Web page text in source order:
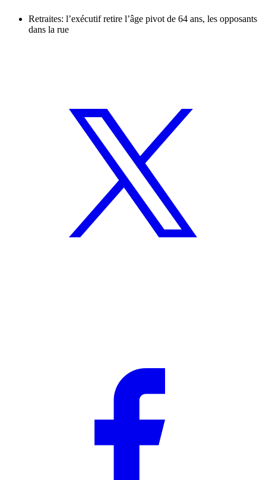
Retraites: l’exécutif retire l’âge pivot de 64 ans, les opposants
dans la rue